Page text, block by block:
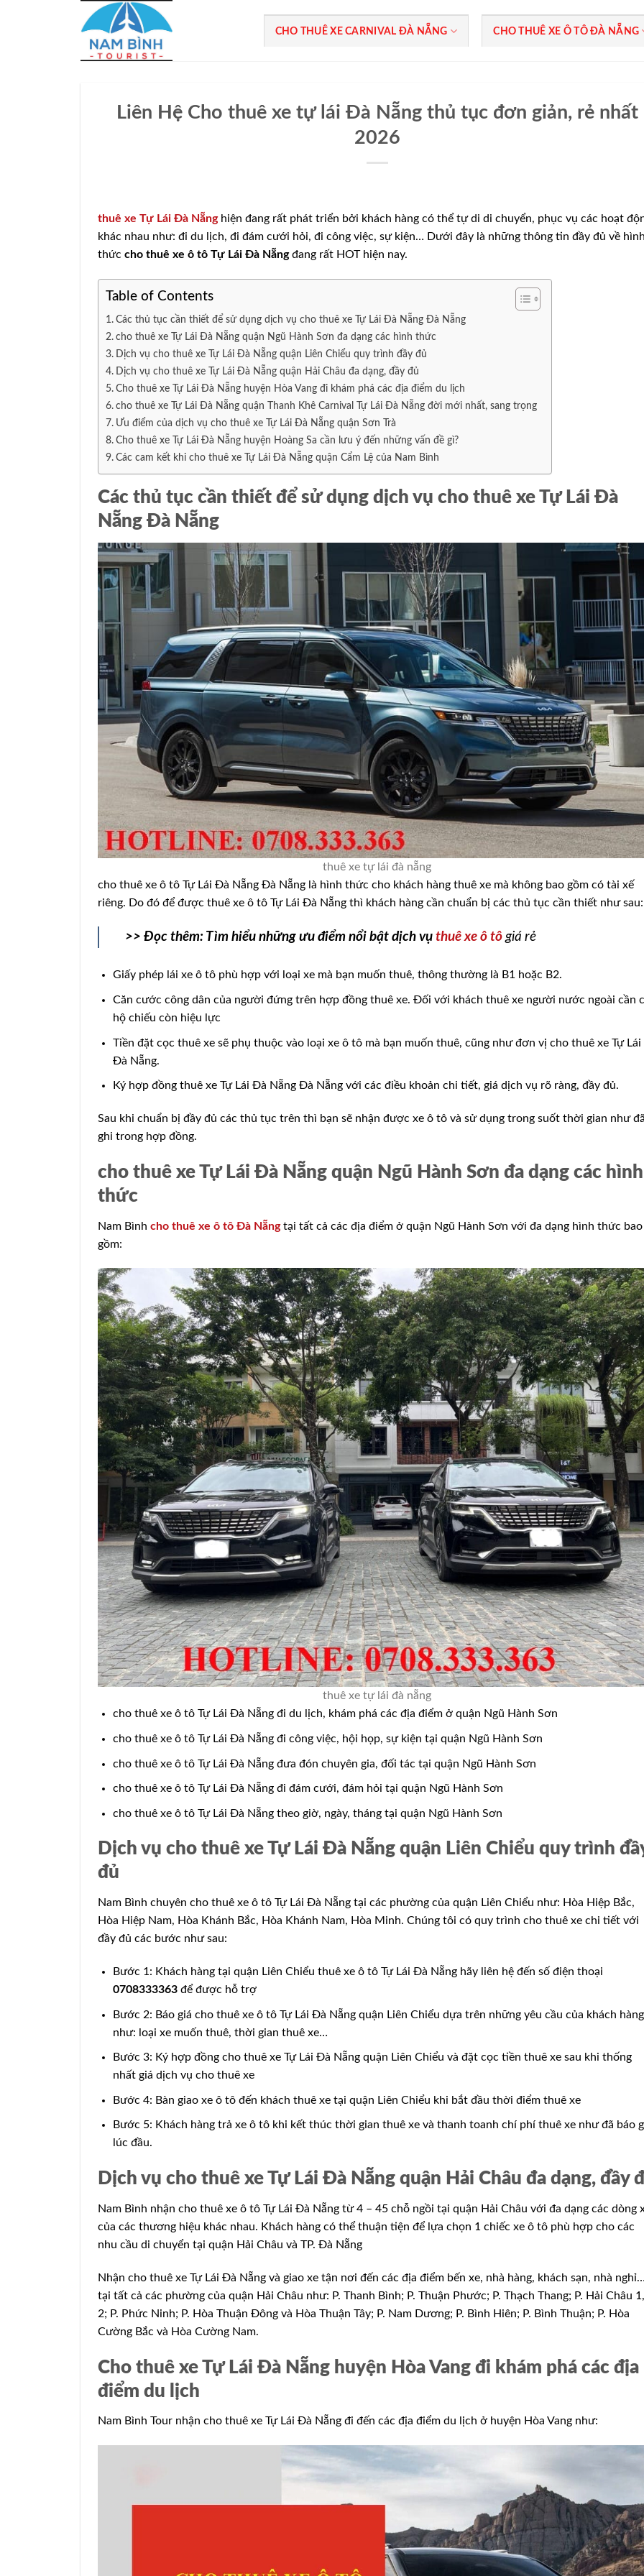
CHO THUÊ XE CARNIVAL ĐÀ NẴNG CHO THUÊ XE Ô TÔ ĐÀ NẴNG
Liên Hệ Cho thuê xe tự lái Đà Nẵng thủ tục đơn giản, rẻ nhất
2026
thuê xe Tự Lái Đà Nẵnghiện đang rất phát triển bởi khách hàng có thể tự di di chuyển, phục vụ các hoạt
khác nhau như: đi du lịch, đi đám cưới hỏi, đi công việc, sự kiện… Dưới đây là những thông tin đầy đủ về
thức cho thuê xe ô tô Tự Lái Đà Nẵngđang rất HOT hiện nay.
Table of Contents
Các thủ tục cần thiết để sử dụng dịch vụ cho thuê xe Tự Lái Đà Nẵng Đà Nẵng
cho thuê xe Tự Lái Đà Nẵng quận Ngũ Hành Sơn đa dạng các hình thức
Dịch vụ cho thuê xe Tự Lái Đà Nẵng quận Liên Chiểu quy trình đầy đủ
Dịch vụ cho thuê xe Tự Lái Đà Nẵng quận Hải Châu đa dạng, đầy đủ
Cho thuê xe Tự Lái Đà Nẵng huyện Hòa Vang đi khám phá các địa điểm du lịch
cho thuê xe Tự Lái Đà Nẵng quận Thanh Khê Carnival Tự Lái Đà Nẵng đời mới nhất, sang trọng
Ưu điểm của dịch vụ cho thuê xe Tự Lái Đà Nẵng quận Sơn Trà
Cho thuê xe Tự Lái Đà Nẵng huyện Hoàng Sa cần lưu ý đến những vấn đề gì?
Các cam kết khi cho thuê xe Tự Lái Đà Nẵng quận Cẩm Lệ của Nam Bình
Các thủ tục cần thiết để sử dụng dịch vụ cho thuê xe Tự Lái Đà
Nẵng Đà Nẵng
thuê xe tự lái đà nẵng
cho thuê xe ô tô Tự Lái Đà Nẵng Đà Nẵng là hình thức cho khách hàng thuê xe mà không bao gồm có tài xế
riêng. Do đó để được thuê xe ô tô Tự Lái Đà Nẵng thì khách hàng cần chuẩn bị các thủ tục cần thiết như sau:
>> Đọc thêm: Tìm hiểu những ưu điểm nổi bật dịch vụ thuê xe ô tô giá rẻ
Giấy phép lái xe ô tô phù hợp với loại xe mà bạn muốn thuê, thông thường là B1 hoặc B2.
Căn cước công dân của người đứng trên hợp đồng thuê xe. Đối với khách thuê xe người nước ngoài cần
hộ chiếu còn hiệu lực
Tiền đặt cọc thuê xe sẽ phụ thuộc vào loại xe ô tô mà bạn muốn thuê, cũng như đơn vị cho thuê xe Tự Lái
Đà Nẵng.
Ký hợp đồng thuê xe Tự Lái Đà Nẵng Đà Nẵng với các điều khoản chi tiết, giá dịch vụ rõ ràng, đầy đủ.
Sau khi chuẩn bị đầy đủ các thủ tục trên thì bạn sẽ nhận được xe ô tô và sử dụng trong suốt thời gian như
ghi trong hợp đồng.
cho thuê xe Tự Lái Đà Nẵng quận Ngũ Hành Sơn đa dạng các hình
thức
Nam Bình cho thuê xe ô tô Đà Nẵngtại tất cả các địa điểm ở quận Ngũ Hành Sơn với đa dạng hình thức bao
gồm:
thuê xe tự lái đà nẵng
cho thuê xe ô tô Tự Lái Đà Nẵng đi du lịch, khám phá các địa điểm ở quận Ngũ Hành Sơn
cho thuê xe ô tô Tự Lái Đà Nẵng đi công việc, hội họp, sự kiện tại quận Ngũ Hành Sơn
cho thuê xe ô tô Tự Lái Đà Nẵng đưa đón chuyên gia, đối tác tại quận Ngũ Hành Sơn
cho thuê xe ô tô Tự Lái Đà Nẵng đi đám cưới, đám hỏi tại quận Ngũ Hành Sơn
cho thuê xe ô tô Tự Lái Đà Nẵng theo giờ, ngày, tháng tại quận Ngũ Hành Sơn
Dịch vụ cho thuê xe Tự Lái Đà Nẵng quận Liên Chiểu quy trình
đủ
Nam Bình chuyên cho thuê xe ô tô Tự Lái Đà Nẵng tại các phường của quận Liên Chiểu như: Hòa Hiệp Bắc,
Hòa Hiệp Nam, Hòa Khánh Bắc, Hòa Khánh Nam, Hòa Minh. Chúng tôi có quy trình cho thuê xe chi tiết với
đầy đủ các bước như sau:
Bước 1: Khách hàng tại quận Liên Chiểu thuê xe ô tô Tự Lái Đà Nẵng hãy liên hệ đến số điện thoại
0708333363để được hỗ trợ
Bước 2: Báo giá cho thuê xe ô tô Tự Lái Đà Nẵng quận Liên Chiểu dựa trên những yêu cầu của khách hàng
như: loại xe muốn thuê, thời gian thuê xe…
Bước 3: Ký hợp đồng cho thuê xe Tự Lái Đà Nẵng quận Liên Chiểu và đặt cọc tiền thuê xe sau khi thống
nhất giá dịch vụ cho thuê xe
Bước 4: Bàn giao xe ô tô đến khách thuê xe tại quận Liên Chiểu khi bắt đầu thời điểm thuê xe
Bước 5: Khách hàng trả xe ô tô khi kết thúc thời gian thuê xe và thanh toanh chí phí thuê xe như đã báo
lúc đầu.
Dịch vụ cho thuê xe Tự Lái Đà Nẵng quận Hải Châu đa dạng, đầy
Nam Bình nhận cho thuê xe ô tô Tự Lái Đà Nẵng từ 4 – 45 chỗ ngồi tại quận Hải Châu với đa dạng các dòng
của các thương hiệu khác nhau. Khách hàng có thể thuận tiện để lựa chọn 1 chiếc xe ô tô phù hợp cho các
nhu cầu di chuyển tại quận Hải Châu và TP. Đà Nẵng
Nhận cho thuê xe Tự Lái Đà Nẵng và giao xe tận nơi đến các địa điểm bến xe, nhà hàng, khách sạn, nhà
tại tất cả các phường của quận Hải Châu như: P. Thanh Bình; P. Thuận Phước; P. Thạch Thang; P. Hải Châu 1,
2; P. Phức Ninh; P. Hòa Thuận Đông và Hòa Thuận Tây; P. Nam Dương; P. Bình Hiên; P. Bình Thuận; P. Hòa
Cường Bắc và Hòa Cường Nam.
Cho thuê xe Tự Lái Đà Nẵng huyện Hòa Vang đi khám phá các địa
điểm du lịch
Nam Bình Tour nhận cho thuê xe Tự Lái Đà Nẵng đi đến các địa điểm du lịch ở huyện Hòa Vang như: